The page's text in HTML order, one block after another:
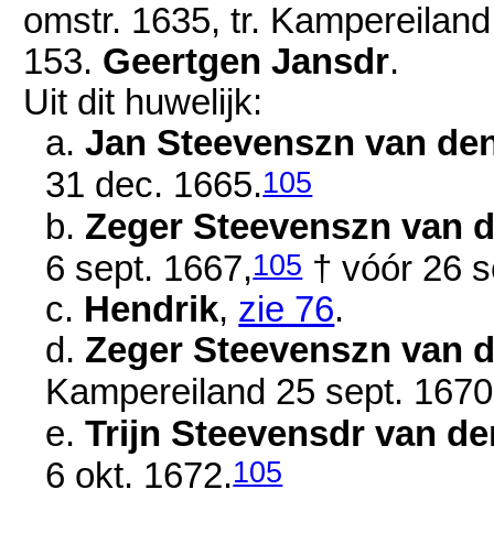
omstr. 1635, tr.
153. Geertgen Jansdr.
Uit dit huwelijk:
a.Jan Steevenszn van
31 dec. 1665.105
b. Zeger Steevenszn van
6 sept. 1667,105†vóór 26
c. Hendrik, zie 76.
d. Zeger Steevenszn van
Kampereiland 25 sept. 1670
e.Trijn Steevensdr van
6 okt. 1672.105